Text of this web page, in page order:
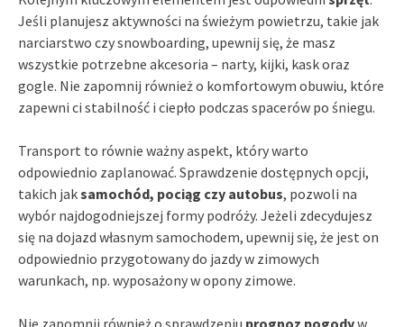
Jeśli planujesz aktywności na świeżym powietrzu, takie jak
narciarstwo czy snowboarding, upewnij się, że masz
wszystkie potrzebne akcesoria – narty, kijki, kask oraz
gogle. Nie zapomnij również o komfortowym obuwiu, które
zapewni ci stabilność i ciepło podczas spacerów po śniegu.
Transport to równie ważny aspekt, który warto
odpowiednio zaplanować. Sprawdzenie dostępnych opcji,
takich jaksamochód, pociąg czy autobus, pozwoli na
wybór najdogodniejszej formy podróży. Jeżeli zdecydujesz
się na dojazd własnym samochodem, upewnij się, że jest on
odpowiednio przygotowany do jazdy w zimowych
warunkach, np. wyposażony w opony zimowe.